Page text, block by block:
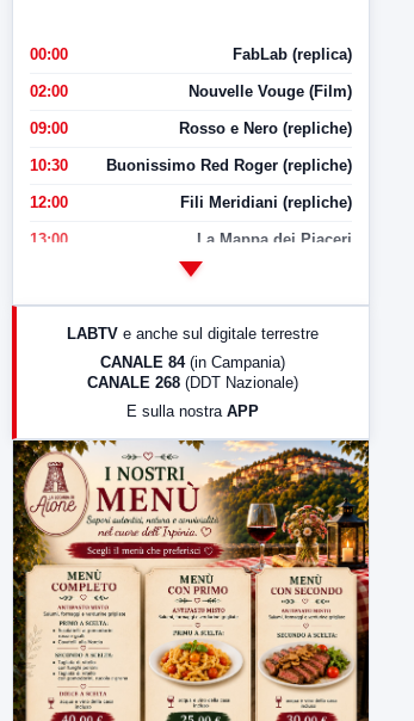
00:00 FabLab (replica)
02:00 Nouvelle Vouge (Film)
09:00 Rosso e Nero (repliche)
10:30 Buonissimo Red Roger (repliche)
12:00 Fili Meridiani (repliche)
13:00 La Mappa dei Piaceri
LabNews (Diretta)
23:00 LabNews (replica)
LABTV e anche sul digitale terrestre
CANALE 84 (in Campania)
CANALE 268 (DDT Nazionale)
E sulla nostra APP